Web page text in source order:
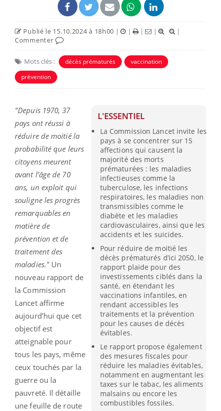
Publié le 15.10.2024 à 18h00 | | | |
|
Commenter
Mots clés : décès prématurés
vaccination
prévention
L'ESSENTIEL
La Commission Lancet invite les
pays à se concentrer sur 15
affections qui causent la
majorité des morts
prématurées : les maladies
infectieuses comme la
tuberculose, les infections
respiratoires, les maladies non
transmissibles comme le
diabète et les maladies
cardiovasculaires, ainsi que les
accidents et les suicides.
Pour réduire de moitié les
décès prématurés d’ici 2050, le
rapport plaide pour des
investissements ciblés dans la
santé, en étendant les
vaccinations infantiles, en
rendant accessibles les
traitements et la prévention
pour les causes de décès
évitables.
Le rapport propose également
des mesures fiscales pour
réduire les maladies évitables,
notamment en augmentant les
taxes sur le tabac, les aliments
malsains ou encore les
combustibles fossiles.
"Depuis 1970, 37
pays ont réussi à
réduire de moitié la
probabilité que leurs
citoyens meurent
avant l’âge de 70
ans, un exploit qui
souligne les progrès
remarquables en
matière de
prévention et de
traitement des
maladies." Un
nouveau rapport de
la Commission
Lancet affirme
aujourd’hui que cet
objectif est
atteignable pour
tous les pays, même
ceux touchés par la
guerre ou la
pauvreté. Il détaille
une feuille de route